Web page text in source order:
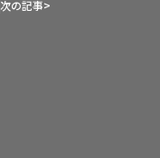
次の記事>